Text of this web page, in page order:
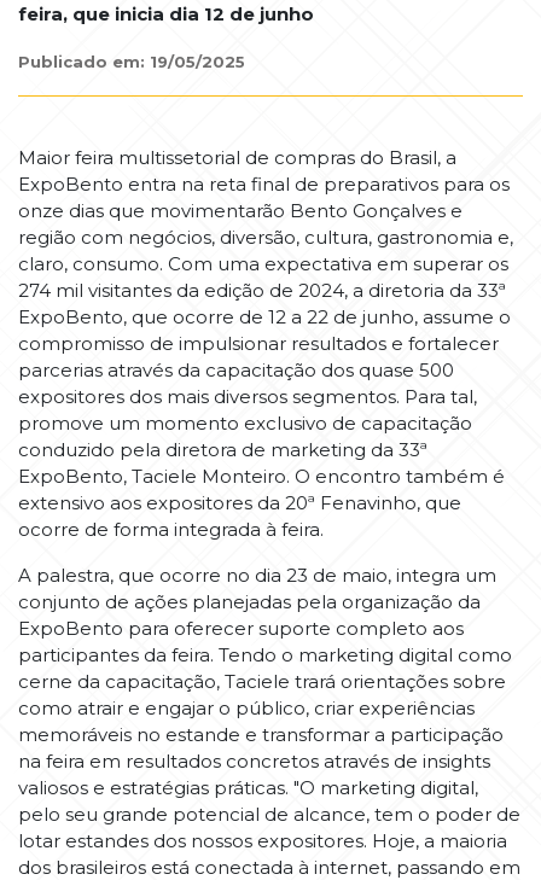
feira, que inicia dia 12 de junho
Publicado em: 19/05/2025
Maior feira multissetorial de compras do Brasil, a
ExpoBento entra na reta final de preparativos para os
onze dias que movimentarão Bento Gonçalves e
região com negócios, diversão, cultura, gastronomia e,
claro, consumo. Com uma expectativa em superar os
274 mil visitantes da edição de 2024, a diretoria da 33ª
ExpoBento, que ocorre de 12 a 22 de junho, assume o
compromisso de impulsionar resultados e fortalecer
parcerias através da capacitação dos quase 500
expositores dos mais diversos segmentos. Para tal,
promove um momento exclusivo de capacitação
conduzido pela diretora de marketing da 33ª
ExpoBento, Taciele Monteiro. O encontro também é
extensivo aos expositores da 20ª Fenavinho, que
ocorre de forma integrada à feira.
A palestra, que ocorre no dia 23 de maio, integra um
conjunto de ações planejadas pela organização da
ExpoBento para oferecer suporte completo aos
participantes da feira. Tendo o marketing digital como
cerne da capacitação, Taciele trará orientações sobre
como atrair e engajar o público, criar experiências
memoráveis no estande e transformar a participação
na feira em resultados concretos através de insights
valiosos e estratégias práticas. "O marketing digital,
pelo seu grande potencial de alcance, tem o poder de
lotar estandes dos nossos expositores. Hoje, a maioria
dos brasileiros está conectada à internet, passando em